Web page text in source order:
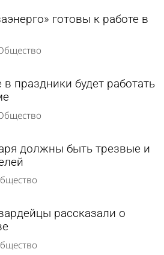
готовы к работе в
праздники будет работать
должны быть трезвые и
рассказали о